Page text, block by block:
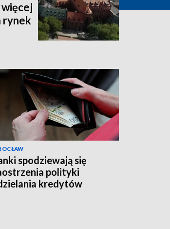
rynek
spodziewają się
polityki
kredytów